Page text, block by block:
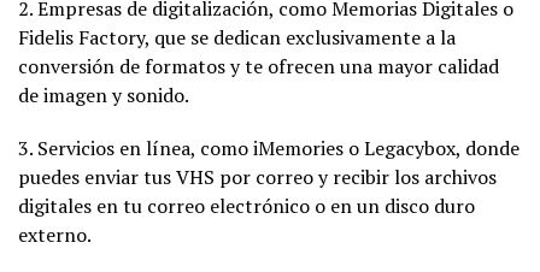
2. Empresas de digitalización, como Memorias Digitales o
Fidelis Factory, que se dedican exclusivamente a la
conversión de formatos y te ofrecen una mayor calidad
de imagen y sonido.
3. Servicios en línea, como iMemories o Legacybox, donde
puedes enviar tus VHS por correo y recibir los archivos
digitales en tu correo electrónico o en un disco duro
externo.